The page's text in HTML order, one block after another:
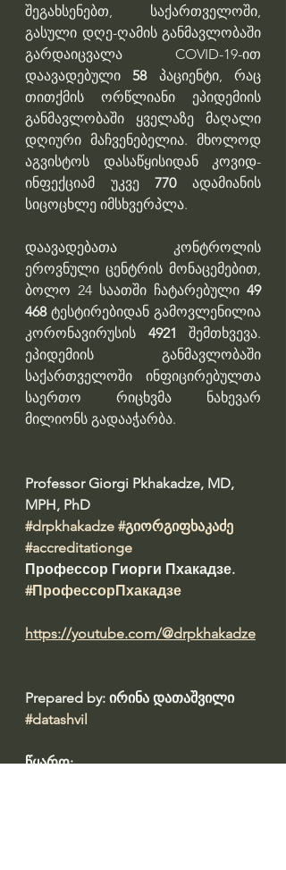
შეგახსენებთ, საქართველოში,
გასული დღე-ღამის განმავლობაში
გარდაიცვალა COVID-19-ით
დაავადებული 58 პაციენტი, რაც
თითქმის ორწლიანი ეპიდემიის
განმავლობაში ყველაზე მაღალი
დღიური მაჩვენებელია. მხოლოდ
აგვისტოს დასაწყისიდან კოვიდ-
ინფექციამ უკვე 770 ადამიანის
სიცოცხლე იმსხვერპლა.
დაავადებათა კონტროლის
ეროვნული ცენტრის მონაცემებით,
ბოლო 24 საათში ჩატარებული 49
468 ტესტირებიდან გამოვლენილია
კორონავირუსის 4921 შემთხვევა.
ეპიდემიის განმავლობაში
საქართველოში ინფიცირებულთა
საერთო რიცხვმა ნახევარ
მილიონს გადააჭარბა.
Professor Giorgi Pkhakadze, MD,
MPH, PhD
#drpkhakadze #გიორგიფხაკაძე
#accreditationge
Профессор Гиорги Пхакадзе.
#ПрофессорПхакадзе
https://youtube.com/@drpkhakadze
Prepared by: ირინა დათაშვილი
#datashvil
წყარო: